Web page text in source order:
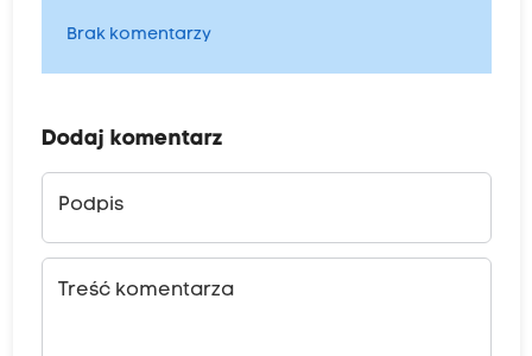
Brak komentarzy
Dodaj komentarz
Podpis
Treść komentarza